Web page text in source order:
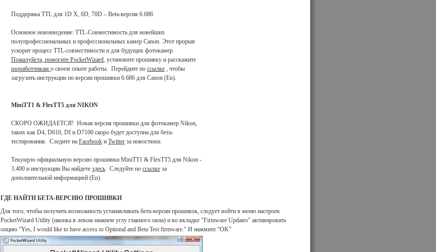
Поддержка TTL для 1D X, 6D, 70D – Beta-версия 6.686
Основное нововведение: TTL-Совместимость для новейших
полупрофессиональных и профессиональных камер Canon. Этот прорыв
ускорит процесс TTL-совместимости и для будущих фотокамер.
Пожалуйста, помогите PocketWizard, установите прошивку и расскажите
разработчикам о своем опыте работы. Перейдите по ссылке , чтобы
загрузить инструкции по версии прошивки 6.686 для Canon (En).
MiniTT1 & FlexTT5 для NIKON
СКОРО ОЖИДАЕТСЯ! Новая версия прошивки для фотокамер Nikon,
таких как D4, D610, Df и D7100 скоро будет доступна для бета-
тестирования. Следите на Facebook и Twitter за новостями.
Текущую официальную версию прошивки MiniTT1 & FlexTT5 для Nikon -
3.400 и инструкции Вы найдете здесь. Следуйте по ссылке за
дополнительной информацией (En).
ГДЕ НАЙТИ БЕТА-ВЕРСИЮ ПРОШИВКИ
Для того, чтобы получить возможность устанавливать бета-версии прошивок, следует войти в меню настроек
PocketWizard Utility (иконка в левом нижнем углу главного окна) и во вкладке "Firmware Updates" активировать
опцию "Yes, I would like to have access to Optional and Beta Test firmware." И нажмите “OK”